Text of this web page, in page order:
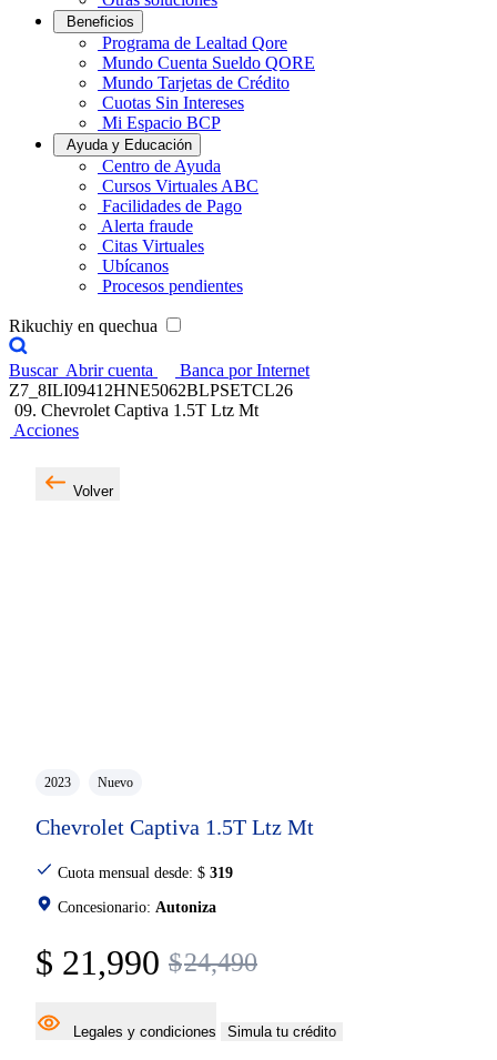
Beneficios
Programa de Lealtad Qore
Mundo Cuenta Sueldo QORE
Mundo Tarjetas de Crédito
Cuotas Sin Intereses
Mi Espacio BCP
Ayuda y Educación
Centro de Ayuda
Cursos Virtuales ABC
Facilidades de Pago
Alerta fraude
Citas Virtuales
Ubícanos
Procesos pendientes
Rikuchiy en quechua
Buscar Abrir cuenta
Banca por Internet
Z7_8ILI09412HNE5062BLPSETCL26
09. Chevrolet Captiva 1.5T Ltz Mt
Acciones
Volver
2023 Nuevo
Chevrolet Captiva 1.5T Ltz Mt
Cuota mensual desde: $ 319
Concesionario: Autoniza
$ 21,990 $24,490
Legales y condiciones Simula tu crédito